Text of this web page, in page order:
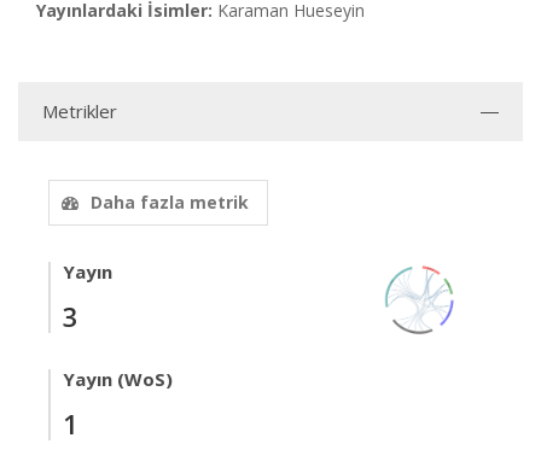
Yayınlardaki İsimler: Karaman Hueseyin
Metrikler
Daha fazla metrik
Yayın
3
Yayın (WoS)
1